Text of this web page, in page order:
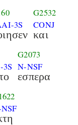
3S
G2532
CONJ
και
G2073
N-NSF
εσπερα